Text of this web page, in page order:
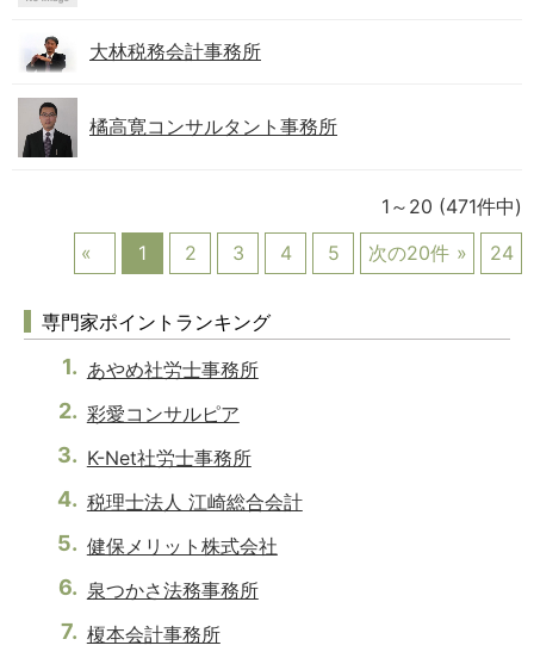
大林税務会計事務所
橘高寛コンサルタント事務所
1～20 (471件中)
1
2 3 4 5 次の20件 24
専門家ポイントランキング
あやめ社労士事務所
彩愛コンサルピア
K-Net社労士事務所
税理士法人 江崎総合会計
健保メリット株式会社
泉つかさ法務事務所
榎本会計事務所